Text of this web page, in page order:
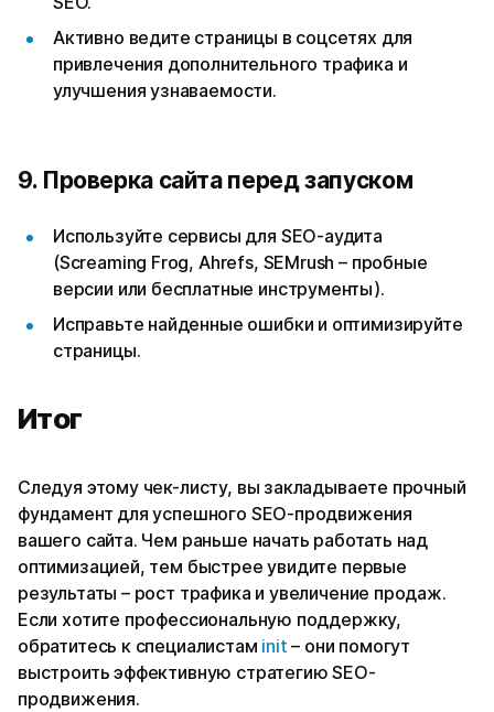
Активно ведите страницы в соцсетях для
привлечения дополнительного трафика и
улучшения узнаваемости.
9. Проверка сайта перед запуском
Используйте сервисы для SEO-аудита
(Screaming Frog, Ahrefs, SEMrush – пробные
версии или бесплатные инструменты).
Исправьте найденные ошибки и оптимизируйте
страницы.
Итог
Следуя этому чек-листу, вы закладываете прочный
фундамент для успешного SEO-продвижения
вашего сайта. Чем раньше начать работать над
оптимизацией, тем быстрее увидите первые
результаты – рост трафика и увеличение продаж.
Если хотите профессиональную поддержку,
обратитесь к специалистам init – они помогут
выстроить эффективную стратегию SEO-
продвижения.